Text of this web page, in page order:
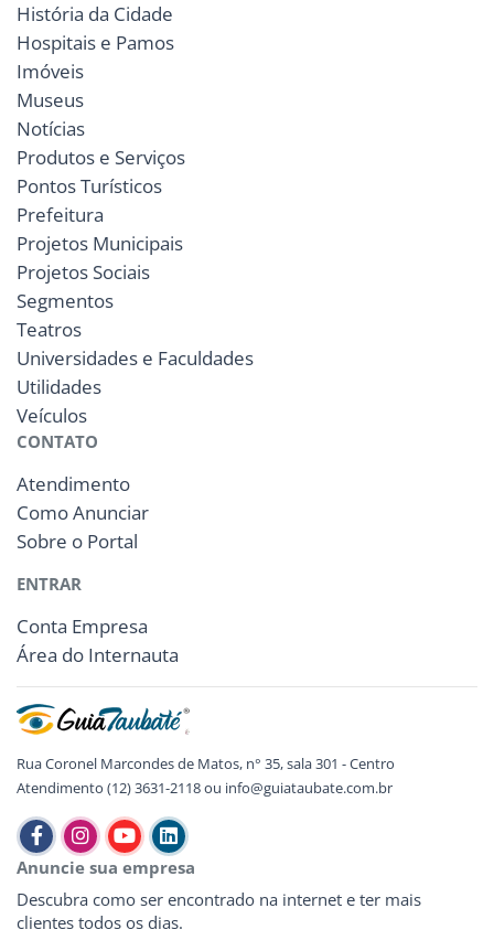
História da Cidade
Hospitais e Pamos
Imóveis
Museus
Notícias
Produtos e Serviços
Pontos Turísticos
Prefeitura
Projetos Municipais
Projetos Sociais
Segmentos
Teatros
Universidades e Faculdades
Utilidades
Veículos
CONTATO
Atendimento
Como Anunciar
Sobre o Portal
ENTRAR
Conta Empresa
Área do Internauta
Rua Coronel Marcondes de Matos, n° 35, sala 301 - Centro
Atendimento (12) 3631-2118 ou info@guiataubate.com.br
Anuncie sua empresa
Descubra como ser encontrado na internet e ter mais
clientes todos os dias.